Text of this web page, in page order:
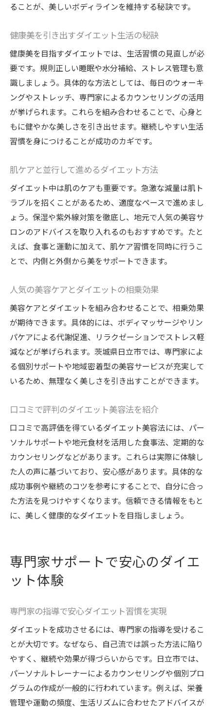
ることが、美しいボディラインを維持する秘訣です。
健康美を引き出すダイエット生活の秘訣
健康美を目指すダイエットでは、生活習慣の見直しが必
要です。規則正しい睡眠や水分補給、ストレス管理も意
識しましょう。具体的な方法としては、毎日のウォーキ
ングやストレッチ、専門家によるカウンセリングの活用
が挙げられます。これらを組み合わせることで、心身と
もに健やかな美しさを引き出せます。継続しやすい生活
習慣を身につけることが成功のカギです。
肌ケアと並行して進めるダイエット方法
ダイエット中は肌のケアも重要です。急激な減量は肌ト
ラブルを招くことがあるため、適度なペースで進めまし
ょう。保湿や紫外線対策を徹底し、地元で人気の美容サ
ロンのアドバイスを取り入れるのもおすすめです。たと
えば、食事と運動に加えて、肌ケア習慣を同時に行うこ
とで、内側と外側から美をサポートできます。
人気の美容ケアとダイエットの相乗効果
美容ケアとダイエットを組み合わせることで、相乗効果
が期待できます。具体的には、ボディマッサージやリン
パケアによる代謝促進、リラクゼーションでストレス軽
減などが挙げられます。茨城県日立市では、専門家によ
る個別サポートや地域密着型の美容サービスが充実して
いるため、無理なく美しさを引き出すことができます。
口コミで評判のダイエット美容法を紹介
口コミで高評価を得ているダイエット美容法には、パー
ソナルサポートや地元食材を活用した食事法、定期的な
カウンセリングなどがあります。これらは実際に体験し
た人の声に基づいており、安心感があります。具体的な
成功事例や継続のコツを参考にすることで、自分に合っ
た方法を見つけやすくなります。信頼できる情報をもと
に、美しく健康的なダイエットを目指しましょう。
専門家サポートで安心のダイエ
ット体験
専門家の指導で安心ダイエット習慣を実現
ダイエットを成功させるには、専門家の指導を受けるこ
とが大切です。なぜなら、自己流では誤った方法に陥り
やすく、継続や効果が得づらいからです。日立市では、
パーソナルトレーナーによるカウンセリングや個別プロ
グラムの作成が一般的に行われています。例えば、栄養
管理や運動の頻度、生活リズムに合わせたアドバイスが